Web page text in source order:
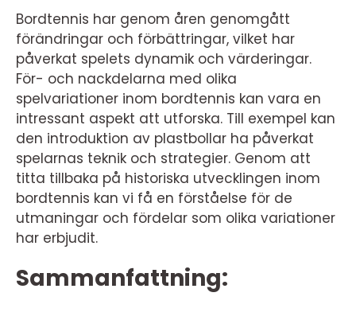
Bordtennis har genom åren genomgått
förändringar och förbättringar, vilket har
påverkat spelets dynamik och värderingar.
För- och nackdelarna med olika
spelvariationer inom bordtennis kan vara en
intressant aspekt att utforska. Till exempel kan
den introduktion av plastbollar ha påverkat
spelarnas teknik och strategier. Genom att
titta tillbaka på historiska utvecklingen inom
bordtennis kan vi få en förståelse för de
utmaningar och fördelar som olika variationer
har erbjudit.
Sammanfattning: